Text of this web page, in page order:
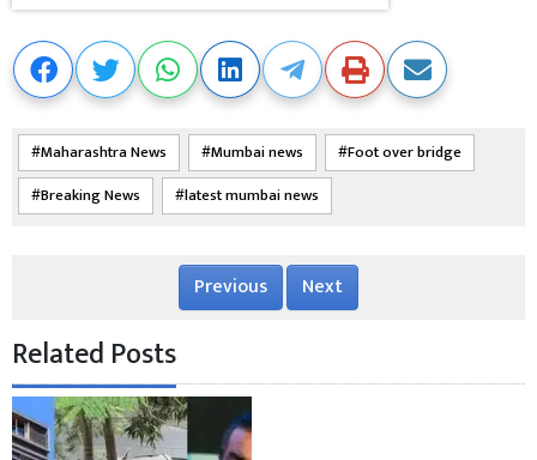
Maharashtra News Mumbai news
Foot over bridge
Breaking News
latest mumbai news
Previous Next
Related Posts